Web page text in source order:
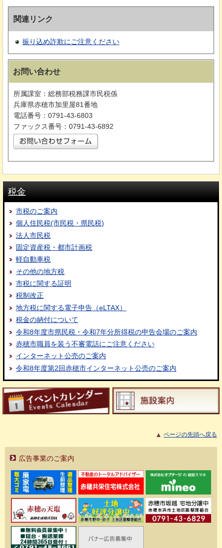
関連リンク
振り込め詐欺にご注意ください
お問い合わせ
所属課室：総務部税務課市民税係
兵庫県赤穂市加里屋81番地
電話番号：0791-43-6803
ファックス番号：0791-43-6892
税金
市税のご案内
個人住民税(市民税・県民税)
法人市民税
固定資産税・都市計画税
軽自動車税
その他の地方税
市税に関する証明
税制改正
地方税に関する電子申告（eLTAX）
税金の納付について
令和8年度市県民税・令和7年分所得税の申告会場のご案内
赤穂市職員を装う不審電話にご注意ください
インターネット公売のご案内
令和8年度第2回赤穂市インターネット公売のご案内
ページの先頭へ戻る
広告事業のご案内